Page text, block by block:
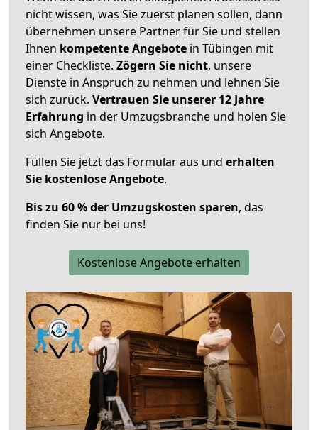
nicht wissen, was Sie zuerst planen sollen, dann
übernehmen unsere Partner für Sie und stellen
Ihnen kompetente Angebote in Tübingen mit
einer Checkliste. Zögern Sie nicht, unsere
Dienste in Anspruch zu nehmen und lehnen Sie
sich zurück. Vertrauen Sie unserer 12 Jahre
Erfahrung in der Umzugsbranche und holen Sie
sich Angebote.
Füllen Sie jetzt das Formular aus und erhalten
Sie kostenlose Angebote.
Bis zu 60 % der Umzugskosten sparen, das
finden Sie nur bei uns!
Kostenlose Angebote erhalten